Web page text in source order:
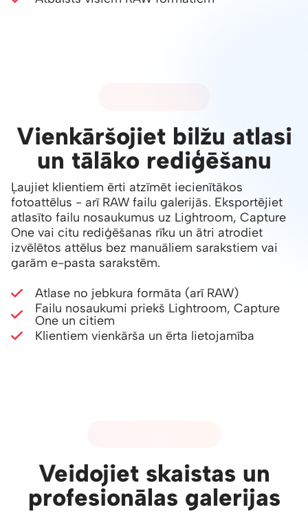
Vienkāršojiet bilžu atlasi
un tālāko rediģēšanu
Ļaujiet klientiem ērti atzīmēt iecienītākos
fotoattēlus - arī RAW failu galerijās. Eksportējiet
atlasīto failu nosaukumus uz Lightroom, Capture
One vai citu rediģēšanas rīku un ātri atrodiet
izvēlētos attēlus bez manuāliem sarakstiem vai
garām e-pasta sarakstēm.
Atlase no jebkura formāta (arī RAW)
Failu nosaukumi priekš Lightroom, Capture
One un citiem
Klientiem vienkārša un ērta lietojamība
Veidojiet skaistas un
profesionālas galerijas